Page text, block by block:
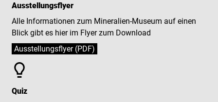
Ausstellungsflyer
Alle Informationen zum Mineralien-Museum auf einen
Blick gibt es hier im Flyer zum Download
Ausstellungsflyer (PDF)
Quiz